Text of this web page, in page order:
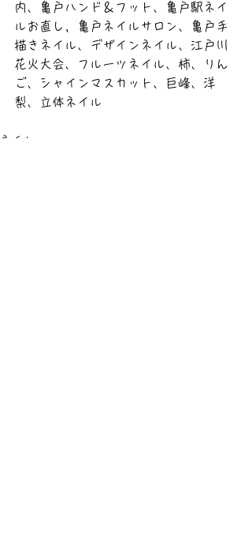
内、亀戸ハンド＆フット、亀戸駅ネイ
ルお直し，亀戸ネイルサロン、亀戸手
描きネイル、デザインネイル、江戸川
花火大会、フルーツネイル、柿、りん
ご、シャインマスカット、巨峰、洋
梨、立体ネイル
ネイル